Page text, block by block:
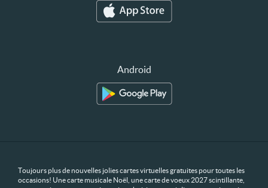
Android
Toujours plus de nouvelles jolies cartes virtuelles gratuites pour toutes les
occasions! Une carte musicale Noël, une carte de voeux 2027 scintillante,